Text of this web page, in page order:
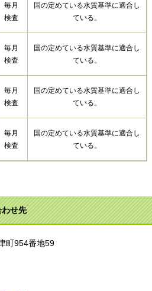
毎月
検査
国の定めている水質基準に適合し
ている。
毎月
検査
国の定めている水質基準に適合し
ている。
毎月
検査
国の定めている水質基準に適合し
ている。
毎月
検査
国の定めている水質基準に適合し
ている。
せ先
町954番地59